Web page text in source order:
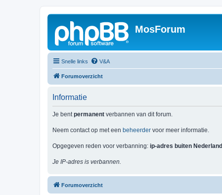
MosForum
Snelle links V&A
Forumoverzicht
Informatie
Je bentpermanent verbannen van dit forum.
Neem contact op met een beheerder voor meer informatie.
Opgegeven reden voor verbanning: ip-adres buiten Nederland
Je IP-adres is verbannen.
Forumoverzicht